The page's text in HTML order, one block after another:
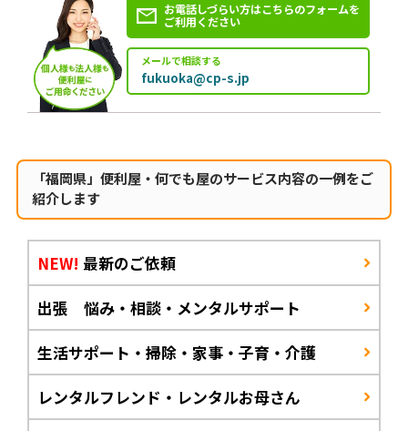
お電話しづらい方はこちらのフォームを
ご利用ください
メールで相談する
fukuoka@cp-s.jp
「福岡県」便利屋・何でも屋のサービス内容の一例をご
紹介します
NEW! 最新のご依頼
出張 悩み・相談・メンタルサポート
生活サポート・掃除・家事・子育・介護
レンタルフレンド・レンタルお母さん